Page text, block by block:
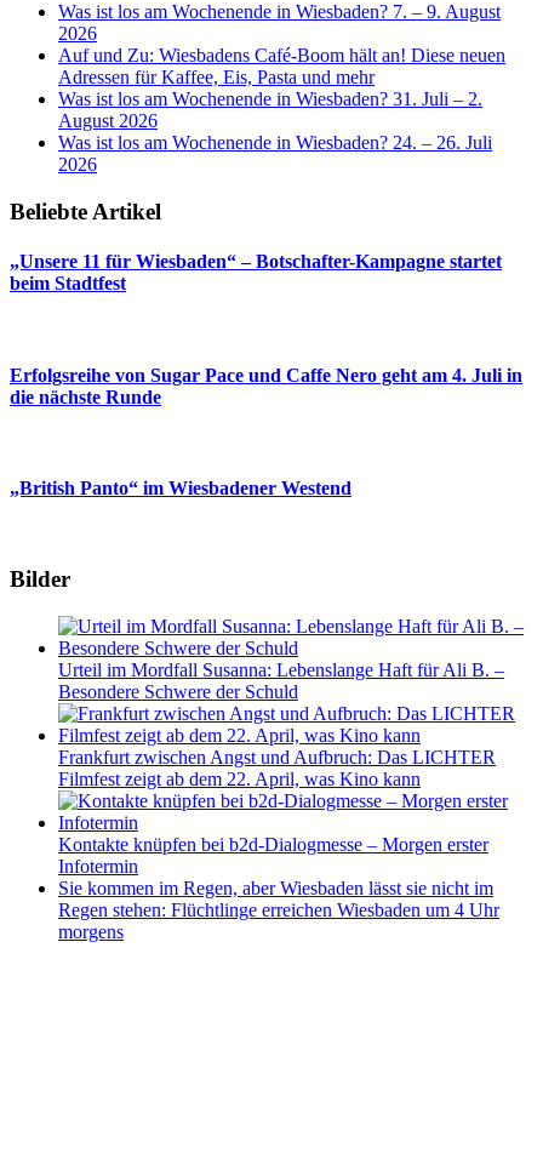
Was ist los am Wochenende in Wiesbaden? 7. – 9. August
2026
Auf und Zu: Wiesbadens Café-Boom hält an! Diese neuen
Adressen für Kaffee, Eis, Pasta und mehr
Was ist los am Wochenende in Wiesbaden? 31. Juli – 2.
August 2026
Was ist los am Wochenende in Wiesbaden? 24. – 26. Juli
2026
Beliebte Artikel
„Unsere 11 für Wiesbaden“ – Botschafter-Kampagne startet
beim Stadtfest
Erfolgsreihe von Sugar Pace und Caffe Nero geht am 4. Juli in
die nächste Runde
„British Panto“ im Wiesbadener Westend
Bilder
Urteil im Mordfall Susanna: Lebenslange Haft für Ali B. –
Besondere Schwere der Schuld
Frankfurt zwischen Angst und Aufbruch: Das LICHTER
Filmfest zeigt ab dem 22. April, was Kino kann
Kontakte knüpfen bei b2d-Dialogmesse – Morgen erster
Infotermin
Sie kommen im Regen, aber Wiesbaden lässt sie nicht im
Regen stehen: Flüchtlinge erreichen Wiesbaden um 4 Uhr
morgens